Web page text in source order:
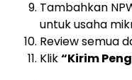
Tambahkan
untuk usaha
Review semua
Klik“Kirim